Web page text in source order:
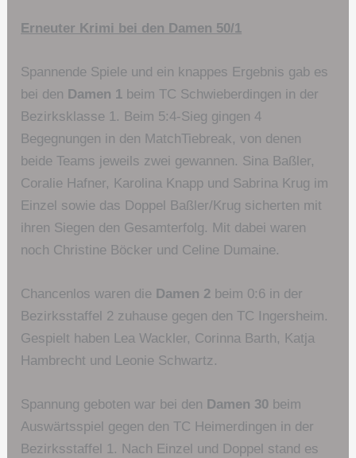
Erneuter Krimi bei den Damen 50/1
Spannende Spiele und ein knappes Ergebnis gab es
bei den Damen 1 beim TC Schwieberdingen in der
Bezirksklasse 1. Beim 5:4-Sieg gingen 4
Begegnungen in den MatchTiebreak, von denen
beide Teams jeweils zwei gewannen. Sina Baßler,
Coralie Hafner, Karolina Knapp und Sabrina Krug im
Einzel sowie das Doppel Baßler/Krug sicherten mit
ihren Siegen den Gesamterfolg. Mit dabei waren
noch Christine Böcker und Celine Dumaine.
Chancenlos waren die Damen 2 beim 0:6 in der
Bezirksstaffel 2 zuhause gegen den TC Ingersheim.
Gespielt haben Lea Wackler, Corinna Barth, Katja
Hambrecht und Leonie Schwartz.
Spannung geboten war bei den Damen 30 beim
Auswärtsspiel gegen den TC Heimerdingen in der
Bezirksstaffel 1. Nach Einzel und Doppel stand es